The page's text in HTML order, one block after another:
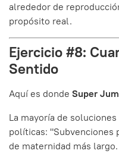
alrededor de
propósito real.
Ejercicio #8:
Sentido
Aquí es donde Super
La mayoría de
políticas: "Subvenciones
de maternidad más